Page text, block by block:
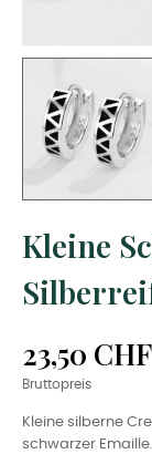
Kleine
23,50 CHF
Bruttopreis
Kleine silberne
schwarzer Emaille.